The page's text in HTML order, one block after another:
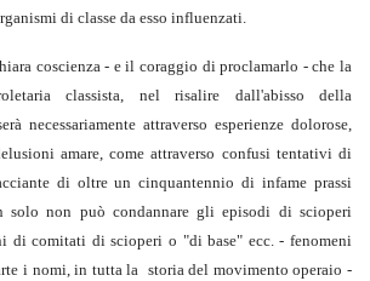
di classe da esso influenzati.
coscienza - e il coraggio di proclamarlo - che la
classista, nel risalire dall'abisso della
necessariamente attraverso esperienze dolorose,
amare, come attraverso confusi tentativi di
di oltre un cinquantennio di infame prassi
solo non può condannare gli episodi di scioperi
di comitati di scioperi o "di base" ecc. - fenomeni
i nomi, in tutta la storia del movimento operaio -